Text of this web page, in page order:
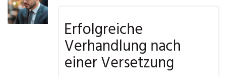
Erfolgreiche
Verhandlung nach
einer Versetzung